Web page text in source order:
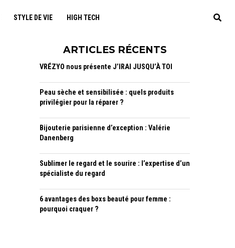
STYLE DE VIE HIGH TECH
ARTICLES RÉCENTS
VRÉZYO nous présente J’IRAI JUSQU’À TOI
Peau sèche et sensibilisée : quels produits
privilégier pour la réparer ?
Bijouterie parisienne d’exception : Valérie
Danenberg
Sublimer le regard et le sourire : l’expertise d’un
spécialiste du regard
6 avantages des boxs beauté pour femme :
pourquoi craquer ?